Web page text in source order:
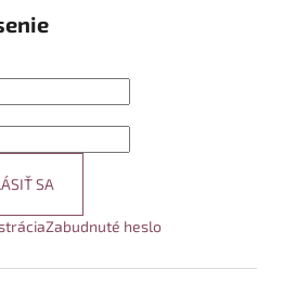
SA
Zabudnuté heslo